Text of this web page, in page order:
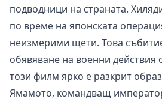
подводници на страната.
по време на японската
неизмерими щети. Това
обявяване на военни
този филм ярко е разкрит
Ямамото, командващ